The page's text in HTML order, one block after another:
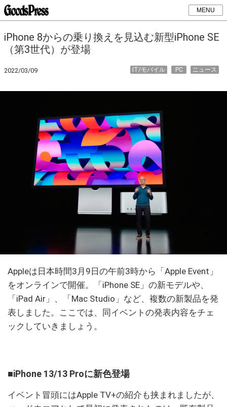
MENU
iPhone 8からの乗り換えを見込む新型iPhone SE
（第3世代）が登場
2022/03/09 ニュース
PC
IT/モバイル
Appleは日本時間3月9日の午前3時から「Apple Event」
をオンラインで開催。「iPhone SE」の新モデルや、
「iPad Air」、「Mac Studio」など、複数の新製品を発
表しました。ここでは、同イベントの発表内容をチェ
ックしていきましょう。
■iPhone 13/13 Proに新色登場
イベント冒頭にはApple TV+の紹介も挟まれましたが、